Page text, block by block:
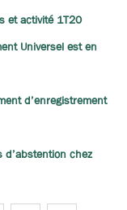
et activité 1T20
Universel est en
d’enregistrement
d’abstention chez